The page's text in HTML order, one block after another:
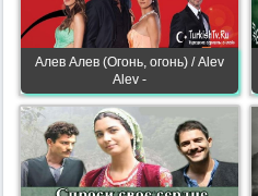
Алев Алев (Огонь, огонь) / Alev
Alev -